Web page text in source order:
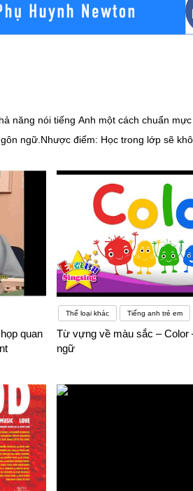
năng nói tiếng Anh một cách chuẩn
ngữ.Nhược điểm: Học trong lớp sẽ
cứu chỉ ra rằng, cấu trúc của vỏ
ngôn ngữ mới nhanh hơn số còn lại.
nhiều người học hiện nay đang
không thực hành, sử dụng với mọi
học tiếng Anh bởi yêu cầu công việc,
việc không có động lực học. Mất động
động lực có tầm quan trọng rất lớn
quan
Thể loại khác Tiếng anh trẻ em
Từ vựng về màu sắc – Color
ngữ